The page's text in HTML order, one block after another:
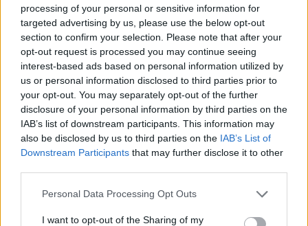
processing of your personal or sensitive information for
targeted advertising by us, please use the below opt-out
section to confirm your selection. Please note that after your
opt-out request is processed you may continue seeing
interest-based ads based on personal information utilized by
us or personal information disclosed to third parties prior to
your opt-out. You may separately opt-out of the further
disclosure of your personal information by third parties on the
IAB’s list of downstream participants. This information may
also be disclosed by us to third parties on the IAB’s List of
Downstream Participants that may further disclose it to other
Please note that this website/app uses one or more Google
not limited to your visit or usage behaviour. You may click to
Personal Data Processing Opt Outs
I want to opt-out of the Sharing of my
Oroszország ukrajnai inváziója miatt ma sokkal fontosabb a
szabadság és a szolidaritás, mint akár csak hónapokkal ezelőtt –
mondta Tusk.
Az ukránok ugyanis nemcsak a saját szabadságukért és
szolidaritásukért harcolnak, hanem Lengyelország, Magyarország és
egész Európa szabadságáért.
Tusk szerint egyetlen tisztességes embernek sem lehet kétsége,
melyik oldalra kell állni ebben a küzdelemben, emiatt az április 3-
választás nemcsak a magyaroknak, hanem egész Európa és Ukrajna
számára is fontos.
A politikus úgy véli, nem lehet többé politikai üzletekbe belemenni
egész Európa őket tartsa a leginkább Putyin-párti társaságnak